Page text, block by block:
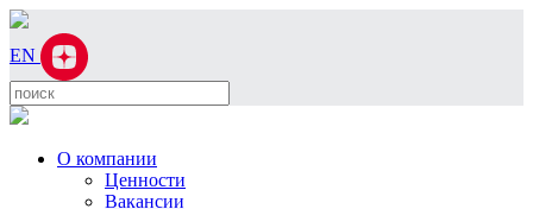
EN
О компании
Ценности
Вакансии